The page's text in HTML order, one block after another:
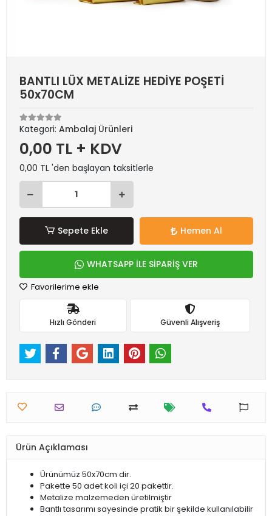
BANTLI LÜX METALİZE HEDİYE POŞETİ
50x70CM
Kategori: Ambalaj Ürünleri
0,00 TL + KDV
0,00 TL 'den başlayan taksitlerle
Sepete Ekle Hemen Al
WHATSAPP İLE SİPARİŞ VER
Favorilerime ekle
Hızlı Gönderi Güvenli Alışveriş
Ürün Açıklaması
Ürünümüz 50x70cm dir.
Pakette 50 adet koli içi 20 pakettir.
Metalize malzemeden üretilmiştir
Bantlı tasarımı sayesinde pratik bir şekilde kullanılabilir